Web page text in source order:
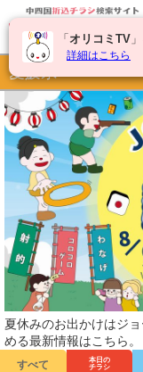
愛媛県
夏休みのお出かけはジ
める最新情報はこちら。
すべて
本日の
チラシ
「 オリコミTV
詳細はこちら